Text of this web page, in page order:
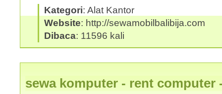
Kategori: Alat Kantor
Website: http://sewamobilbalibija.com
Dibaca: 11596 kali
sewa komputer - rent computer